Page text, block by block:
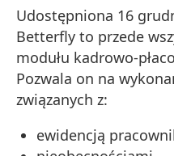
Udostępniona 16
Betterfly to przede
modułu kadrowo-
Pozwala on na
związanych z:
ewidencją